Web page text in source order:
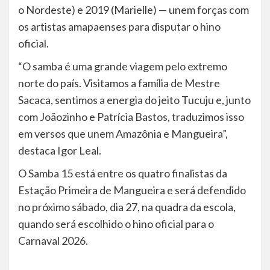
o Nordeste) e 2019 (Marielle) — unem forças com
os artistas amapaenses para disputar o hino
oficial.
“O samba é uma grande viagem pelo extremo
norte do país. Visitamos a família de Mestre
Sacaca, sentimos a energia do jeito Tucuju e, junto
com Joãozinho e Patrícia Bastos, traduzimos isso
em versos que unem Amazônia e Mangueira”,
destaca Igor Leal.
O Samba 15 está entre os quatro finalistas da
Estação Primeira de Mangueira e será defendido
no próximo sábado, dia 27, na quadra da escola,
quando será escolhido o hino oficial para o
Carnaval 2026.